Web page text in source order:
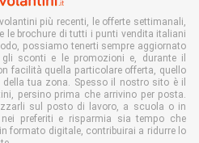
più recenti, le offerte settimanali,
le brochure di tutti i punti vendita italiani
possiamo tenerti sempre aggiornato
sconti e le promozioni e, durante il
facilità quella particolare offerta, quello
tua zona. Spesso il nostro sito è il
persino prima che arrivino per posta.
sul posto di lavoro, a scuola o in
preferiti e risparmia sia tempo che
formato digitale, contribuirai a ridurre lo